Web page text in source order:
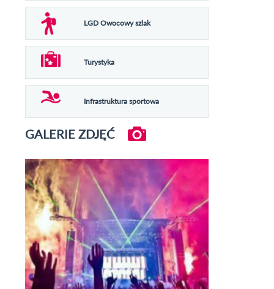
LGD Owocowy szlak
Turystyka
Infrastruktura sportowa
GALERIE ZDJĘĆ